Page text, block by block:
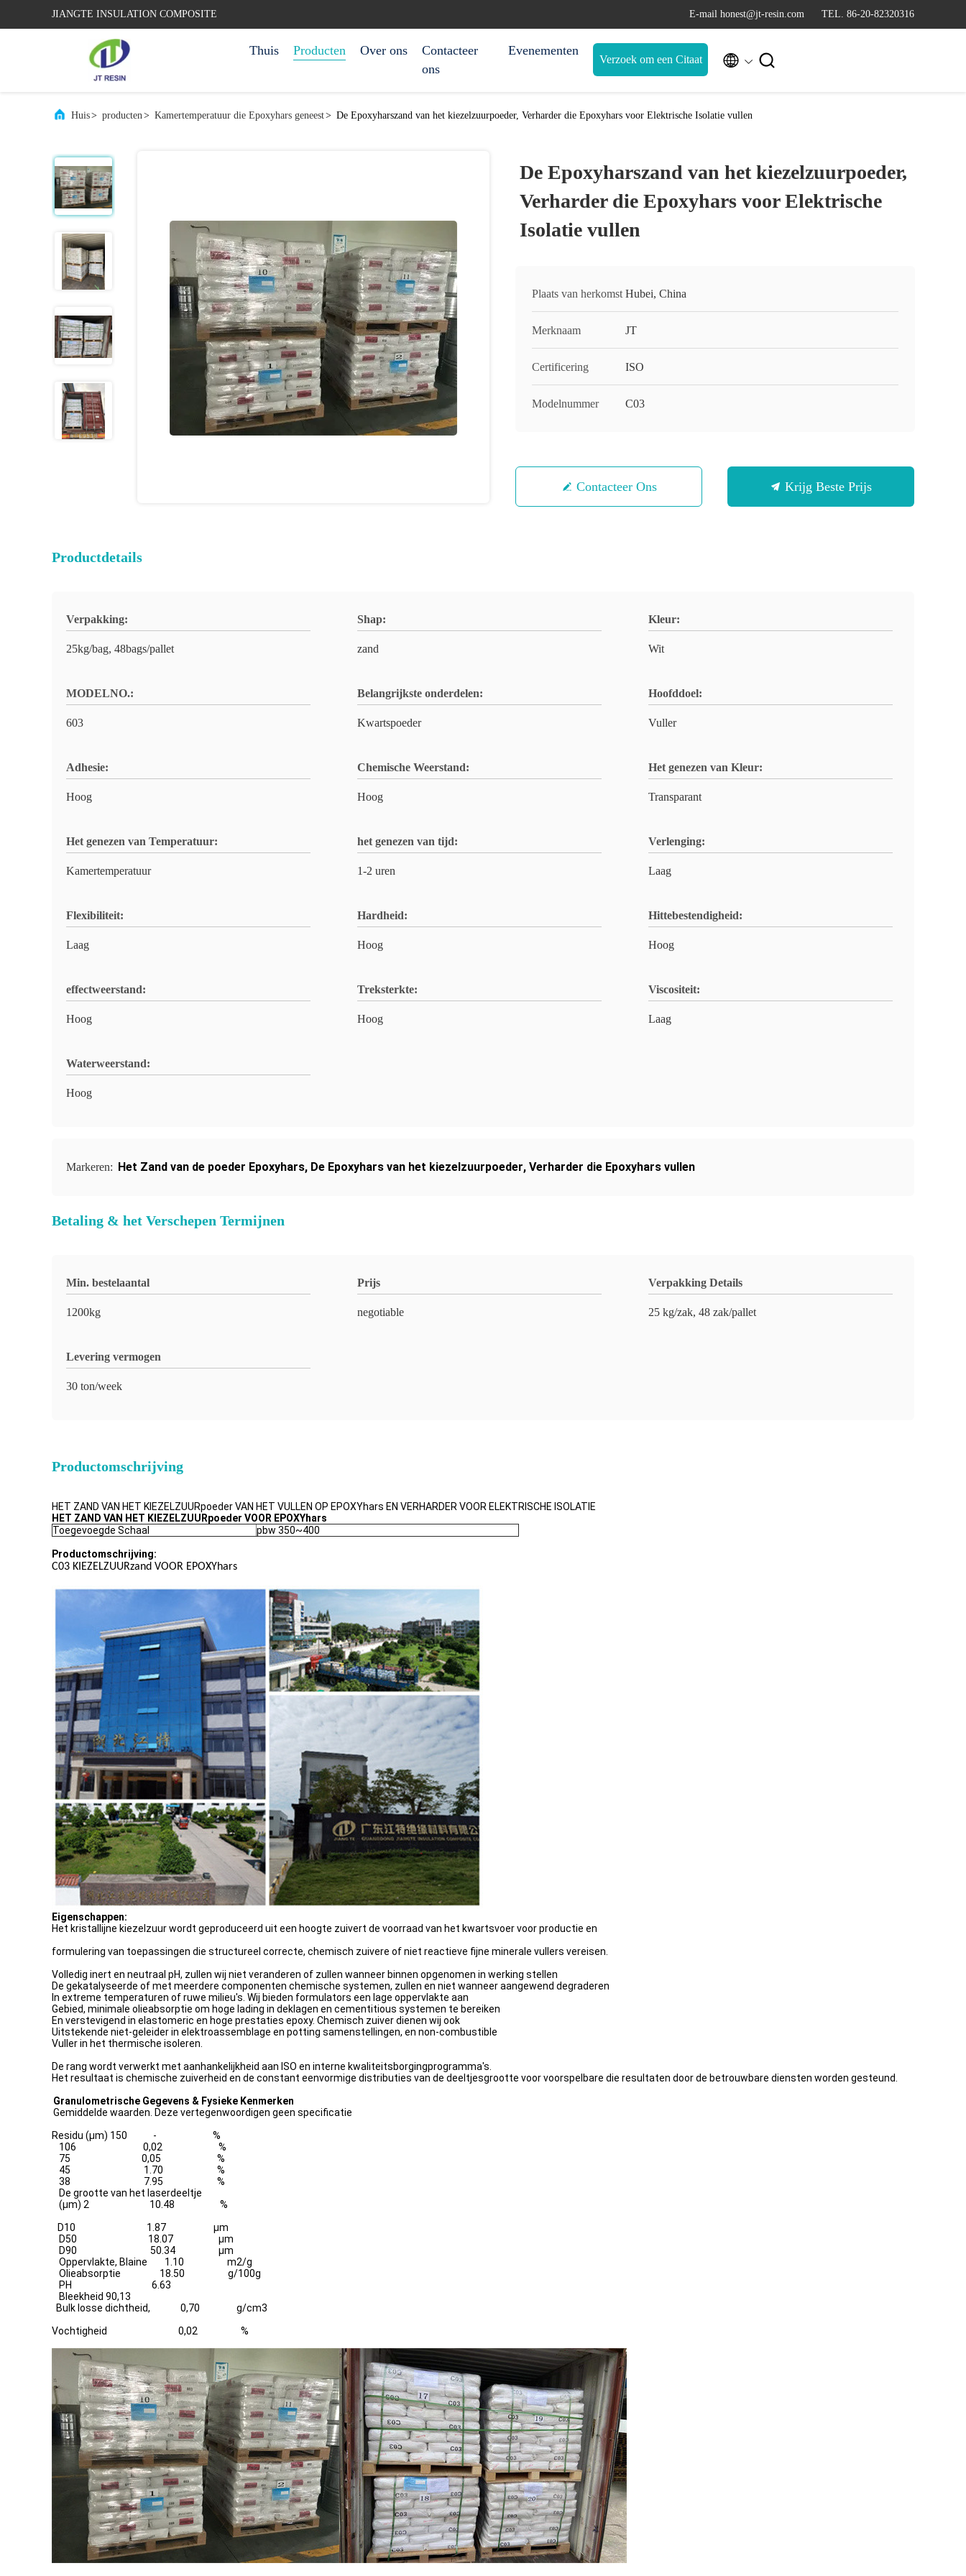
JIANGTE INSULATION COMPOSITE E-mail honest@jt-resin.com TEL. 86-20-82320316
Thuis Producten Over ons
Contacteer
ons
Evenementen
Verzoek om een Citaat  
Huis> producten> Kamertemperatuur die Epoxyhars geneest> De Epoxyharszand van het kiezelzuurpoeder, Verharder die Epoxyhars voor Elektrische Isolatie vullen
De Epoxyharszand van het kiezelzuurpoeder,
Verharder die Epoxyhars voor Elektrische
Isolatie vullen
Plaats van herkomst Hubei, China
Merknaam JT
Certificering ISO
Modelnummer C03
Contacteer Ons Krijg Beste Prijs
Productdetails
Verpakking:
25kg/bag, 48bags/pallet
Shap:
zand
Kleur:
Wit
MODELNO.:
603
Belangrijkste onderdelen:
Kwartspoeder
Hoofddoel:
Vuller
Adhesie:
Hoog
Chemische Weerstand:
Hoog
Het genezen van Kleur:
Transparant
Het genezen van Temperatuur:
Kamertemperatuur
het genezen van tijd:
1-2 uren
Verlenging:
Laag
Flexibiliteit:
Laag
Hardheid:
Hoog
Hittebestendigheid:
Hoog
effectweerstand:
Hoog
Treksterkte:
Hoog
Viscositeit:
Laag
Waterweerstand:
Hoog
Markeren: Het Zand van de poeder Epoxyhars, De Epoxyhars van het kiezelzuurpoeder, Verharder die Epoxyhars vullen
Betaling & het Verschepen Termijnen
Min. bestelaantal
1200kg
Prijs
negotiable
Verpakking Details
25 kg/zak, 48 zak/pallet
Levering vermogen
30 ton/week
Productomschrijving
HET ZAND VAN HET KIEZELZUURpoeder VAN HET VULLEN OP EPOXYhars EN VERHARDER VOOR ELEKTRISCHE ISOLATIE
HET ZAND VAN HET KIEZELZUURpoeder VOOR EPOXYhars
Toegevoegde Schaal
pbw 350~400
Productomschrijving:
C03 KIEZELZUURzand VOOR EPOXYhars
Eigenschappen:
Het kristallijne kiezelzuur wordt geproduceerd uit een hoogte zuivert de voorraad van het kwartsvoer voor productie en
formulering van toepassingen die structureel correcte, chemisch zuivere of niet reactieve fijne minerale vullers vereisen.
Volledig inert en neutraal pH, zullen wij niet veranderen of zullen wanneer binnen opgenomen in werking stellen
De gekatalyseerde of met meerdere componenten chemische systemen, zullen en niet wanneer aangewend degraderen
In extreme temperaturen of ruwe milieu's. Wij bieden formulators een lage oppervlakte aan
Gebied, minimale olieabsorptie om hoge lading in deklagen en cementitious systemen te bereiken
En verstevigend in elastomeric en hoge prestaties epoxy. Chemisch zuiver dienen wij ook
Uitstekende niet-geleider in elektroassemblage en potting samenstellingen, en non-combustible
Vuller in het thermische isoleren.
De rang wordt verwerkt met aanhankelijkheid aan ISO en interne kwaliteitsborgingprogramma's.
Het resultaat is chemische zuiverheid en de constant eenvormige distributies van de deeltjesgrootte voor voorspelbare die resultaten door de betrouwbare diensten worden gesteund.
Granulometrische Gegevens & Fysieke Kenmerken
Gemiddelde waarden. Deze vertegenwoordigen geen specificatie
Residu (µm) 150 - %
106 0,02 %
75 0,05 %
45 1.70 %
38 7.95 %
De grootte van het laserdeeltje
(µm) 2 10.48 %
D10 1.87 µm
D50 18.07 µm
D90 50.34 µm
Oppervlakte, Blaine 1.10 m2/g
Olieabsorptie 18.50 g/100g
PH 6.63
Bleekheid 90,13
Bulk losse dichtheid, 0,70 g/cm3
Vochtigheid 0,02 %